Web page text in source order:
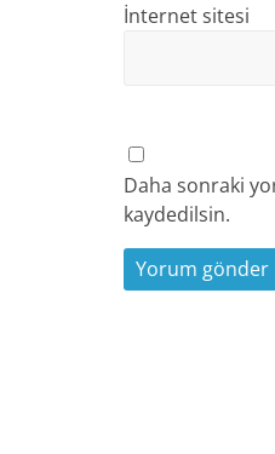
İnternet sitesi
Daha sonraki
kaydedilsin.